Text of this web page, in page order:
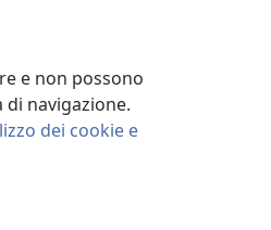
e non possono
navigazione.
dei cookie e